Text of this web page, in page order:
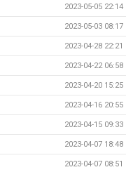
2023-05-05 22:14
2023-05-03 08:17
2023-04-28 22:21
2023-04-22 06:58
2023-04-20 15:25
2023-04-16 20:55
2023-04-15 09:33
2023-04-07 18:48
2023-04-07 08:51